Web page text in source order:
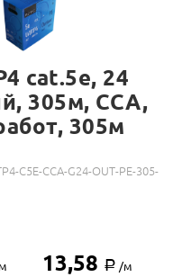
cat.5e, 24
305м, CCA,
305м
C5E-CCA-G24-OUT-PE-305-
13,58 Р /м